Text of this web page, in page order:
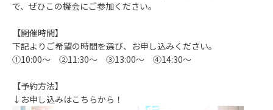
で、ぜひこの機会にご参加ください。
【開催時間】
下記よりご希望の時間を選び、お申し込みください。
①10:00～ ②11:30～ ③13:00～ ④14:30～
【予約方法】
↓お申し込みはこちらから！